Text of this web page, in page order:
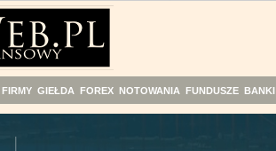
FIRMY GIEŁDA FOREX NOTOWANIA FUNDUSZE BANKI